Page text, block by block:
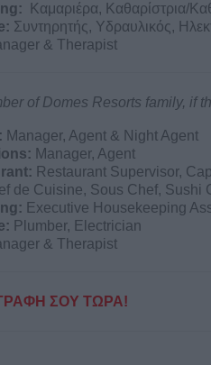
:
Καμαριέρα, Καθαρίστρια/
: Συντηρητής, Υδραυλικός,
& Therapist
of Domes Resorts family, if
Manager, Agent & Night Agent
Manager, Agent
Restaurant Supervisor,
de Cuisine, Sous Chef, Sushi
Executive Housekeeping
Plumber, Electrician
& Therapist
ΣΟΥ ΤΩΡΑ!